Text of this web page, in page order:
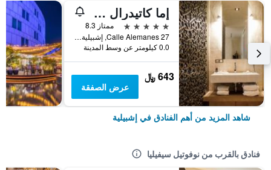
إما كاتيدرال ميرسر هوتل
5 نجوم
ممتاز 8.3
Calle Alemanes 27, إشبيلية, منطقة أندلوسيا, أسبانيا
0.0 كيلومتر عن وسط المدينة
643 ﷼
عرض الصفقة
شاهد المزيد من أهم الفنادق في إشبيلية
فنادق بالقرب من نوفوتيل سيفيليا